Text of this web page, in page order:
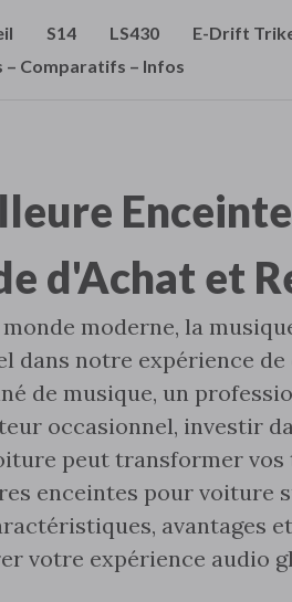
S14 LS430 E-Drift
– Comparatifs – Infos
d'Achat et
moderne‚ la
dans notre expérience
de musique‚ un
occasionnel‚ investir
peut transformer
enceintes pour voiture
avantages
votre expérience audio